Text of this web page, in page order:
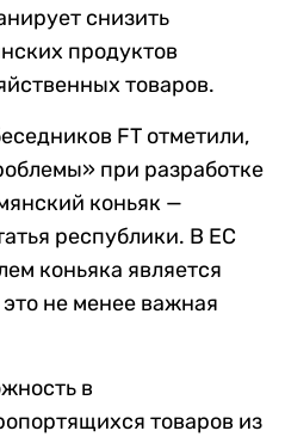
снизить
продуктов
товаров.
FT отметили,
при разработке
коньяк —
республики. В ЕС
коньяка является
не менее важная
в
товаров из